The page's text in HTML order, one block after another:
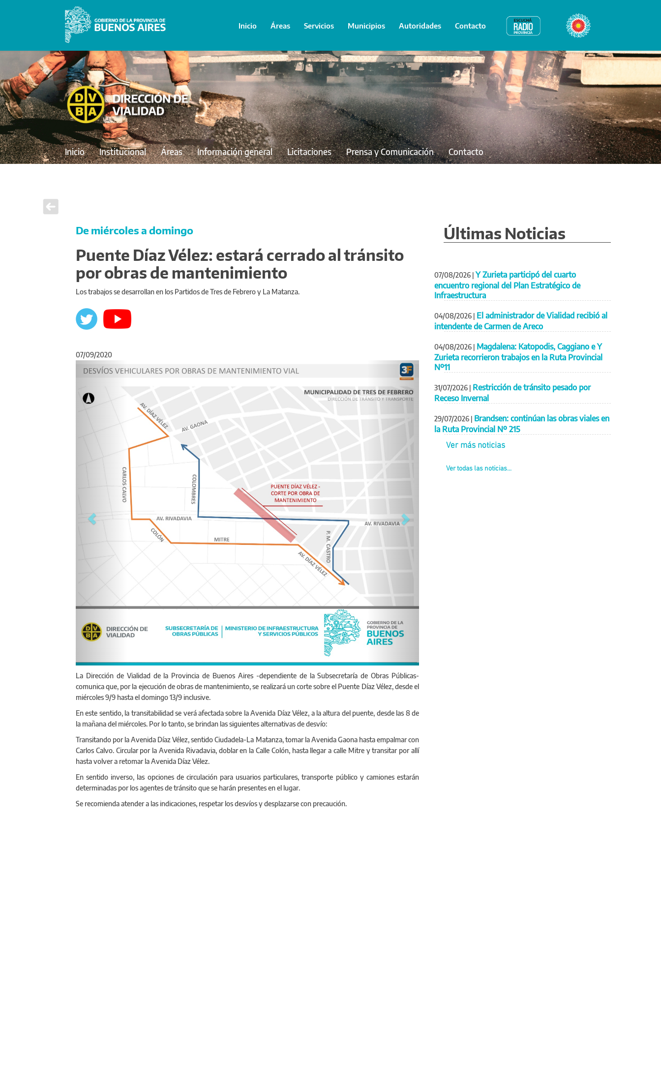
Inicio Áreas Servicios Municipios Autoridades Contacto Radio Provincia Bicentenario
Inicio Institucional Áreas Información general Licitaciones Prensa y Comunicación Contacto
De miércoles a domingo
Puente Díaz Vélez: estará cerrado al tránsito
por obras de mantenimiento
Los trabajos se desarrollan en los Partidos de Tres de Febrero y La Matanza.
07/09/2020
Anterior Siguiente
La Dirección de Vialidad de la Provincia de Buenos Aires -dependiente de la Subsecretaría de Obras Públicas-
comunica que, por la ejecución de obras de mantenimiento, se realizará un corte sobre el Puente Díaz Vélez, desde el
miércoles 9/9 hasta el domingo 13/9 inclusive.
En este sentido, la transitabilidad se verá afectada sobre la Avenida Díaz Vélez, a la altura del puente, desde las 8 de
la mañana del miércoles. Por lo tanto, se brindan las siguientes alternativas de desvío:
Transitando por la Avenida Díaz Vélez, sentido Ciudadela-La Matanza, tomar la Avenida Gaona hasta empalmar con
Carlos Calvo. Circular por la Avenida Rivadavia, doblar en la Calle Colón, hasta llegar a calle Mitre y transitar por allí
hasta volver a retomar la Avenida Díaz Vélez.
En sentido inverso, las opciones de circulación para usuarios particulares, transporte público y camiones estarán
determinadas por los agentes de tránsito que se harán presentes en el lugar.
Se recomienda atender a las indicaciones, respetar los desvíos y desplazarse con precaución.
Últimas Noticias
07/08/2026 | Y Zurieta participó del cuarto
encuentro regional del Plan Estratégico de
Infraestructura
04/08/2026 | El administrador de Vialidad recibió al
intendente de Carmen de Areco
04/08/2026 | Magdalena: Katopodis, Caggiano e Y
Zurieta recorrieron trabajos en la Ruta Provincial
Nº11
31/07/2026 | Restricción de tránsito pesado por
Receso Invernal
29/07/2026 | Brandsen: continúan las obras viales en
la Ruta Provincial Nº 215
Ver más noticias
Ver todas las noticias...